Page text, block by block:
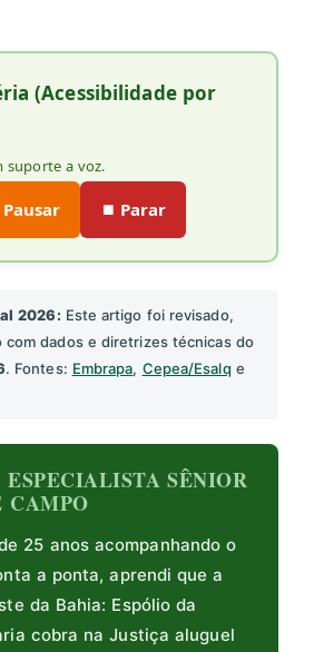
(Acessibilidade por
suporte a voz.
⏹️ Parar
2026: Este artigo foi revisado,
com dados e diretrizes técnicas do
. Fontes: Embrapa, Cepea/Esalq e
ESPECIALISTA SÊNIOR
CAMPO
25 anos acompanhando o
a ponta, aprendi que a
da Bahia: Espólio da
cobra na Justiça aluguel